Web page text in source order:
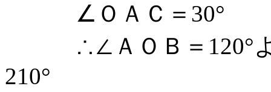
∠ＯＡＣ＝30°
∴∠ＡＯＢ＝120°よ
210°